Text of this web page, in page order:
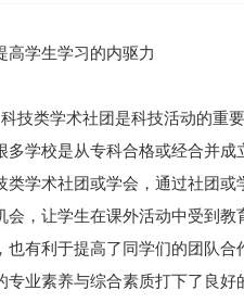
高学生学习的内驱力
技类学术社团是科技活动的重
多学校是从专科合格或经合并
类学术社团或学会，通过社团
会，让学生在课外活动中受到
也有利于提高了同学们的团队
专业素养与综合素质打下了良好